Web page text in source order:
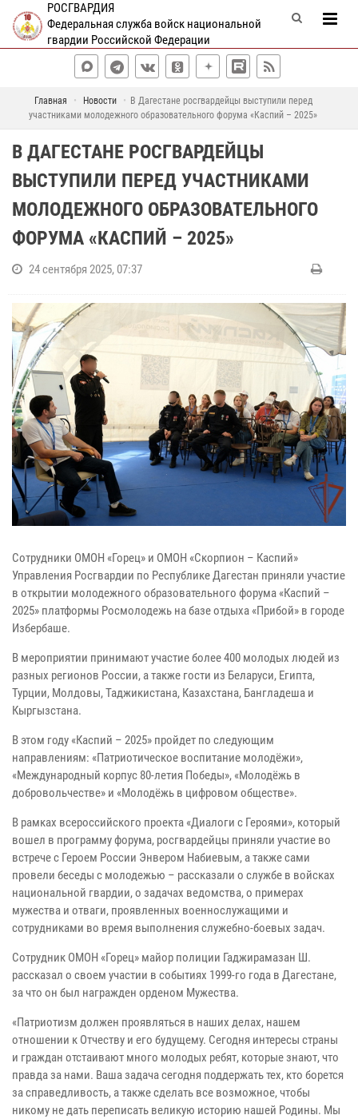
РОСГВАРДИЯ
Федеральная служба войск национальной
гвардии Российской Федерации
Главная Новости
В Дагестане росгвардейцы выступили перед
участниками молодежного образовательного форума «Каспий – 2025»
В ДАГЕСТАНЕ РОСГВАРДЕЙЦЫ
ВЫСТУПИЛИ ПЕРЕД УЧАСТНИКАМИ
МОЛОДЕЖНОГО ОБРАЗОВАТЕЛЬНОГО
ФОРУМА «КАСПИЙ – 2025»
24 сентября 2025, 07:37
Сотрудники ОМОН «Горец» и ОМОН «Скорпион – Каспий»
Управления Росгвардии по Республике Дагестан приняли участие
в открытии молодежного образовательного форума «Каспий –
2025» платформы Росмолодежь на базе отдыха «Прибой» в городе
Избербаше.
В мероприятии принимают участие более 400 молодых людей из
разных регионов России, а также гости из Беларуси, Египта,
Турции, Молдовы, Таджикистана, Казахстана, Бангладеша и
Кыргызстана.
В этом году «Каспий – 2025» пройдет по следующим
направлениям: «Патриотическое воспитание молодёжи»,
«Международный корпус 80-летия Победы», «Молодёжь в
добровольчестве» и «Молодёжь в цифровом обществе».
В рамках всероссийского проекта «Диалоги с Героями», который
вошел в программу форума, росгвардейцы приняли участие во
встрече с Героем России Энвером Набиевым, а также сами
провели беседы с молодежью – рассказали о службе в войсках
национальной гвардии, о задачах ведомства, о примерах
мужества и отваги, проявленных военнослужащими и
сотрудниками во время выполнения служебно-боевых задач.
Сотрудник ОМОН «Горец» майор полиции Гаджирамазан Ш.
рассказал о своем участии в событиях 1999-го года в Дагестане,
за что он был награжден орденом Мужества.
«Патриотизм должен проявляться в наших делах, нашем
отношении к Отчеству и его будущему. Сегодня интересы страны
и граждан отстаивают много молодых ребят, которые знают, что
правда за нами. Ваша задача сегодня поддержать тех, кто борется
за справедливость, а также сделать все возможное, чтобы
никому не дать переписать великую историю нашей Родины. Мы